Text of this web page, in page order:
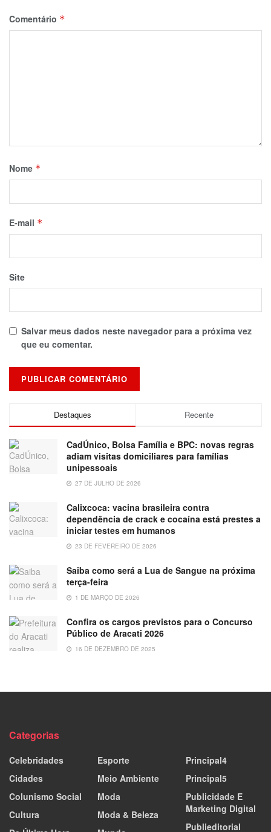
Comentário *
Nome *
E-mail *
Site
Salvar meus dados neste navegador para a próxima vez
que eu comentar.
Destaques Recente
CadÚnico, Bolsa Família e BPC: novas regras
adiam visitas domiciliares para famílias
unipessoais
27 DE JULHO DE 2026
Calixcoca: vacina brasileira contra
dependência de crack e cocaína está prestes a
iniciar testes em humanos
23 DE FEVEREIRO DE 2026
Saiba como será a Lua de Sangue na próxima
terça-feira
1 DE MARÇO DE 2026
Confira os cargos previstos para o Concurso
Público de Aracati 2026
16 DE DEZEMBRO DE 2025
Categorias
Celebridades
Cidades
Colunismo Social
Cultura
Esporte
Meio Ambiente
Moda
Moda & Beleza
Principal4
Principal5
Publicidade E
Marketing Digital
Publieditorial